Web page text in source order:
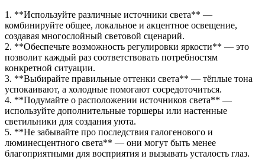
1. **Используйте различные источники света** —
комбинируйте общее, локальное и акцентное освещение,
создавая многослойный световой сценарий.
2. **Обеспечьте возможность регулировки яркости** — это
позволит каждый раз соответствовать потребностям
конкретной ситуации.
3. **Выбирайте правильные оттенки света** — тёплые тона
успокаивают, а холодные помогают сосредоточиться.
4. **Подумайте о расположении источников света** —
используйте дополнительные торшеры или настенные
светильники для создания уюта.
5. **Не забывайте про последствия галогенового и
люминесцентного света** — они могут быть менее
благоприятными для восприятия и вызывать усталость глаз.